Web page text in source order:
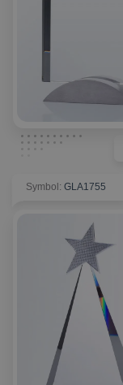
Symbol: GLA1755